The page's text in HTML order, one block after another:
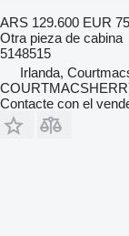
ARS 129.600 EUR 75
Otra pieza de cabina
5148515
Irlanda,
Contacte con el